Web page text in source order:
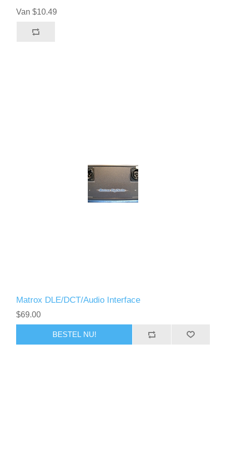
Van $10.49
Matrox DLE/DCT/Audio Interface
$69.00
BESTEL NU!